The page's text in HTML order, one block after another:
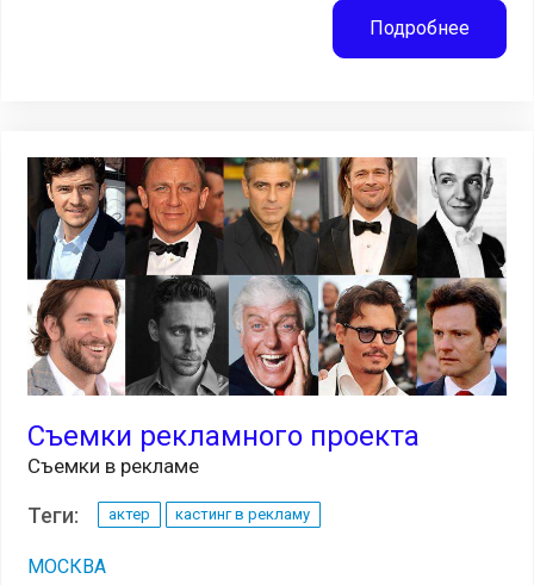
Подробнее
Съемки рекламного проекта
Съемки в рекламе
Теги: актер кастинг в рекламу
МОСКВА